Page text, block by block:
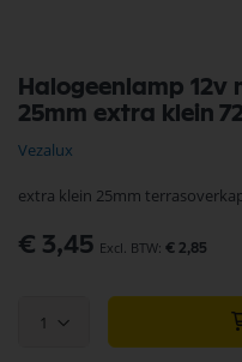
Halogeenlamp
25mm extra klein
Vezalux
extra klein 25mm
€ 3,45 € 2,85
1
naar
het
van
afbeeldingen-